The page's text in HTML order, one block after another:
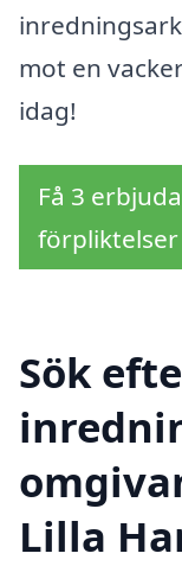
mot en
idag!
Få 3
förpliktelser
Sök
Lilla